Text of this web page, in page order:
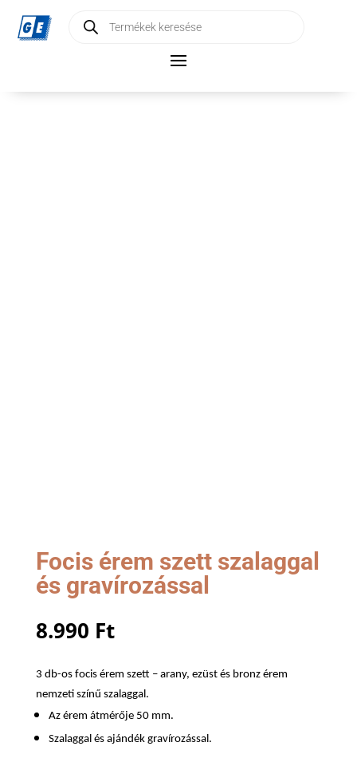
search
Focis érem szett szalaggal
és gravírozással
8.990 Ft
3 db-os focis érem szett – arany, ezüst és bronz érem
nemzeti színű szalaggal.
Az érem átmérője 50 mm.
Szalaggal és ajándék gravírozással.